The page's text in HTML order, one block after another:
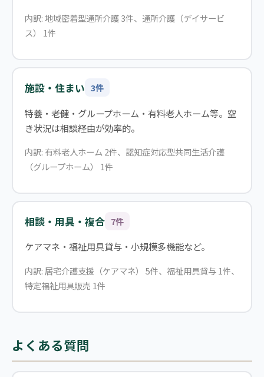
内訳: 地域密着型通所介護 3件、通所介護（デイサービ
ス） 1件
施設・住まい 3件
特養・老健・グループホーム・有料老人ホーム等。空
き状況は相談経由が効率的。
内訳: 有料老人ホーム 2件、認知症対応型共同生活介護
（グループホーム） 1件
相談・用具・複合 7件
ケアマネ・福祉用具貸与・小規模多機能など。
内訳: 居宅介護支援（ケアマネ） 5件、福祉用具貸与 1件、
特定福祉用具販売 1件
よくある質問